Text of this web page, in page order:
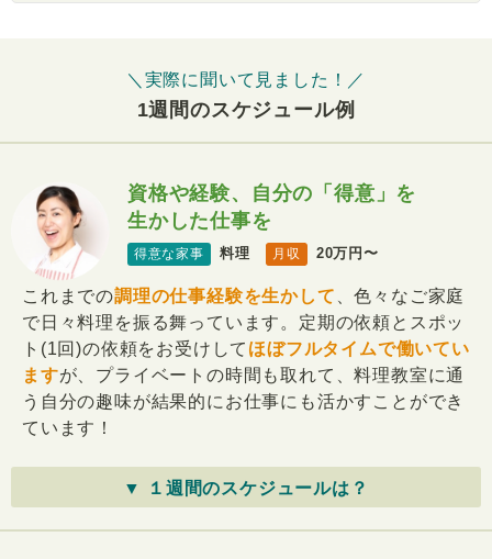
＼実際に聞いて見ました！／
1週間のスケジュール例
資格や経験、自分の「得意」を
生かした仕事を
得意な家事 料理 月収 20万円〜
これまでの調理の仕事経験を生かして 、色々なご家庭
で日々料理を振る舞っています。定期の依頼とスポッ
ト(1回)の依頼をお受けして ほぼフルタイムで働いてい
ますが、プライベートの時間も取れて、料理教室に通
う自分の趣味が結果的にお仕事にも活かすことができ
ています！
▼ １週間のスケジュールは？